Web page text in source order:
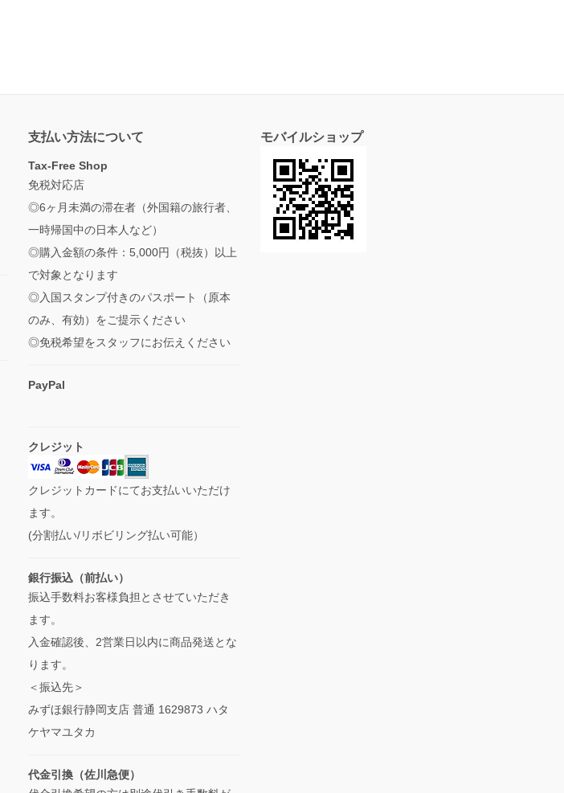
支払い方法について
Tax-Free Shop
免税対応店
◎6ヶ月未満の滞在者（外国籍の旅行者、
一時帰国中の日本人など）
◎購入金額の条件：5,000円（税抜）以上
で対象となります
◎入国スタンプ付きのパスポート（原本
のみ、有効）をご提示ください
◎免税希望をスタッフにお伝えください
PayPal
クレジット
クレジットカードにてお支払いいただけ
ます。
(分割払い/リボビリング払い可能）
銀行振込（前払い）
振込手数料お客様負担とさせていただき
ます。
入金確認後、2営業日以内に商品発送とな
ります。
＜振込先＞
みずほ銀行静岡支店 普通 1629873 ハタ
ケヤマユタカ
代金引換（佐川急便）
モバイルショップ